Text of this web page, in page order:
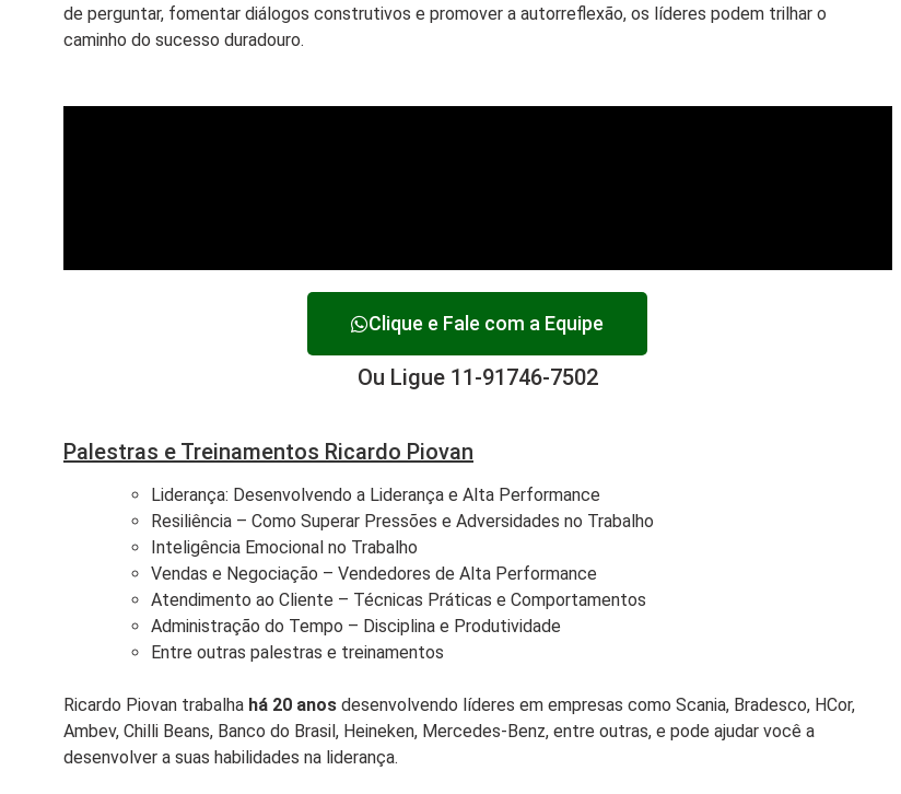
de perguntar, fomentar diálogos construtivos e promover a autorreflexão, os líderes podem trilhar o
caminho do sucesso duradouro.
Clique e Fale com a Equipe
Ou Ligue 11-91746-7502
Palestras e Treinamentos Ricardo Piovan
Liderança: Desenvolvendo a Liderança e Alta Performance
Resiliência – Como Superar Pressões e Adversidades no Trabalho
Inteligência Emocional no Trabalho
Vendas e Negociação – Vendedores de Alta Performance
Atendimento ao Cliente – Técnicas Práticas e Comportamentos
Administração do Tempo – Disciplina e Produtividade
Entre outras palestras e treinamentos
Ricardo Piovan trabalha há 20 anos desenvolvendo líderes em empresas como Scania, Bradesco, HCor,
Ambev, Chilli Beans, Banco do Brasil, Heineken, Mercedes-Benz, entre outras, e pode ajudar você a
desenvolver a suas habilidades na liderança.